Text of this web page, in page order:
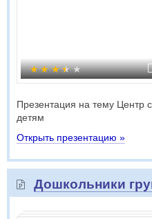
Презентация на тему Центр
детям
Открыть презентацию »
Дошкольники